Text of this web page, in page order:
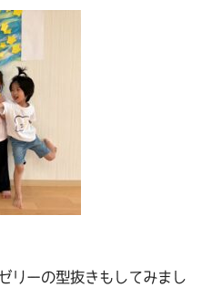
リーの型抜きもしてみまし